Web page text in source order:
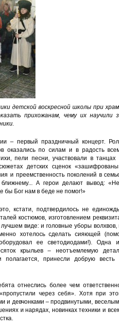
детской воскресной школы при
прихожанам, чему их научили
– первый праздничный концерт.
оказались по силам и в радость
пели песни, участвовали в танцах
детских сценок
и преемственность поколений в
ближнему... А герои делают вывод:
бы Бог нам в беде не помог!»
кстати, подтвердилось не
костюмов, изготовлением
виде: и головные уборы волхвов,
хотелось сделать сияющей
ее светодиодами!). Одна
крыльев – неотъемлемую
полагается, принесли добрую весть
отнеслись более чем
через себя». Хотя при
и девчонками – продвинутыми,
и нарядах, новинках техники и